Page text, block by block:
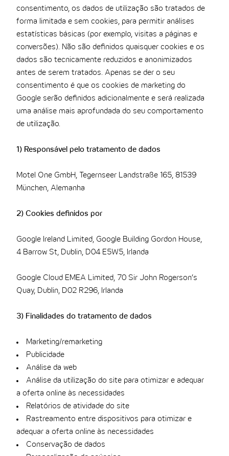
consentimento, os dados de utilização são tratados de
forma limitada e sem cookies, para permitir análises
estatísticas básicas (por exemplo, visitas a páginas e
conversões). Não são definidos quaisquer cookies e os
dados são tecnicamente reduzidos e anonimizados
antes de serem tratados. Apenas se der o seu
consentimento é que os cookies de marketing do
Google serão definidos adicionalmente e será realizada
uma análise mais aprofundada do seu comportamento
de utilização.
1) Responsável pelo tratamento de dados
Motel One GmbH, Tegernseer Landstraße 165, 81539
München, Alemanha
2) Cookies definidos por
Google Ireland Limited, Google Building Gordon House,
4 Barrow St, Dublin, D04 E5W5, Irlanda
Google Cloud EMEA Limited, 70 Sir John Rogerson’s
Quay, Dublin, D02 R296, Irlanda
3) Finalidades do tratamento de dados
Marketing/remarketing
Publicidade
Análise da web
Análise da utilização do site para otimizar e adequar
a oferta online às necessidades
Relatórios de atividade do site
Rastreamento entre dispositivos para otimizar e
adequar a oferta online às necessidades
Conservação de dados